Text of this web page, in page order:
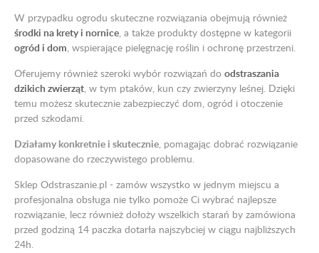
W przypadku ogrodu skuteczne rozwiązania obejmują również
środki na krety i nornice, a także produkty dostępne w kategorii
ogród i dom, wspierające pielęgnację roślin i ochronę przestrzeni.
Oferujemy również szeroki wybór rozwiązań do odstraszania
dzikich zwierząt, w tym ptaków, kun czy zwierzyny leśnej. Dzięki
temu możesz skutecznie zabezpieczyć dom, ogród i otoczenie
przed szkodami.
Działamy konkretnie i skutecznie, pomagając dobrać rozwiązanie
dopasowane do rzeczywistego problemu.
Sklep Odstraszanie.pl - zamów wszystko w jednym miejscu a
profesjonalna obsługa nie tylko pomoże Ci wybrać najlepsze
rozwiązanie, lecz również dołoży wszelkich starań by zamówiona
przed godziną 14 paczka dotarła najszybciej w ciągu najbliższych
24h.